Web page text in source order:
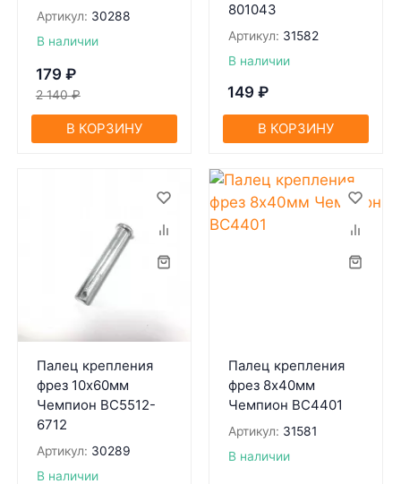
Артикул: 30288
В наличии
179 ₽
2 140 ₽
В КОРЗИНУ
801043
Артикул: 31582
В наличии
149 ₽
В КОРЗИНУ
Палец крепления
фрез 10х60мм
Чемпион ВС5512-
6712
Артикул: 30289
В наличии
Палец крепления
фрез 8х40мм
Чемпион BC4401
Артикул: 31581
В наличии